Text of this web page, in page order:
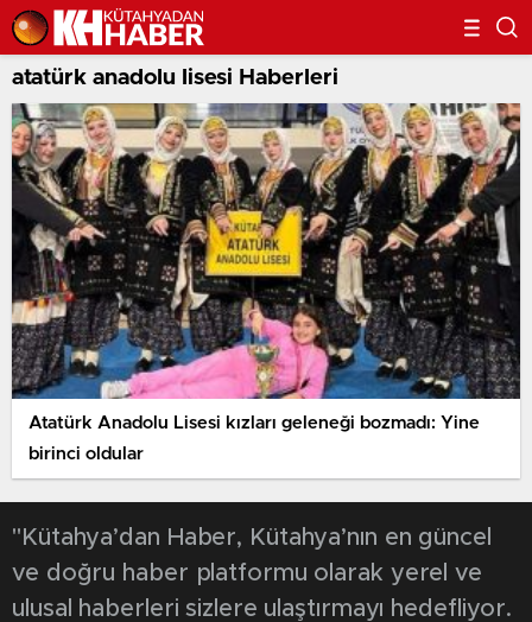
atatürk anadolu lisesi Haberleri
Atatürk Anadolu Lisesi kızları geleneği bozmadı: Yine
birinci oldular
"Kütahya’dan Haber, Kütahya’nın en güncel
ve doğru haber platformu olarak yerel ve
ulusal haberleri sizlere ulaştırmayı hedefliyor.